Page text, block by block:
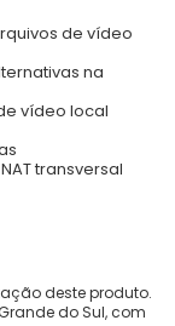
de vídeo
na
vídeo local
transversal
deste produto.
do Sul, com